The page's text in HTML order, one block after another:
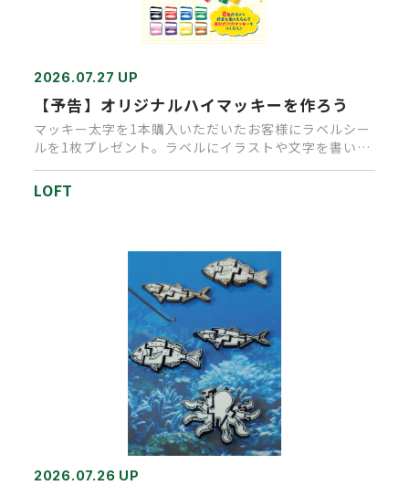
2026.07.27 UP
【予告】オリジナルハイマッキーを作ろう
マッキー太字を1本購入いただいたお客様にラベルシー
ルを1枚プレゼント。ラベルにイラストや文字を書いて
LOFT
2026.07.26 UP